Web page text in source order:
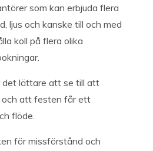
som kan erbjuda flera
ljus och kanske till och med
koll på flera olika
det lättare att se till att
och att festen får ett
flöde.
för missförstånd och